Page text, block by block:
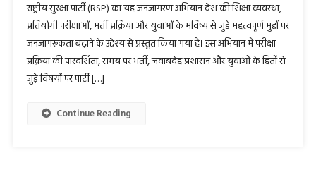
राष्ट्रीय सुरक्षा पार्टी (RSP) का यह जनजागरण अभियान देश की शिक्षा व्यवस्था,
प्रतियोगी परीक्षाओं, भर्ती प्रक्रिया और युवाओं के भविष्य से जुड़े महत्वपूर्ण मुद्दों पर
जनजागरूकता बढ़ाने के उद्देश्य से प्रस्तुत किया गया है। इस अभियान में परीक्षा
प्रक्रिया की पारदर्शिता, समय पर भर्ती, जवाबदेह प्रशासन और युवाओं के हितों से
जुड़े विषयों पर पार्टी […]
Continue Reading